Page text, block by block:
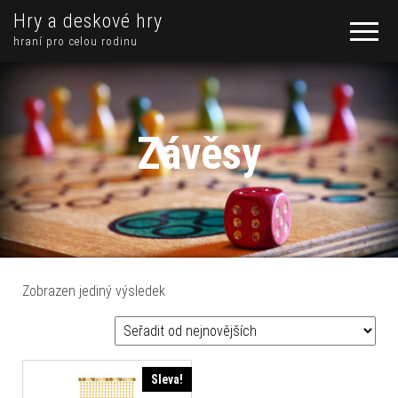
Hry a deskové hry
hraní pro celou rodinu
Závěsy
Zobrazen jediný výsledek
Sleva!